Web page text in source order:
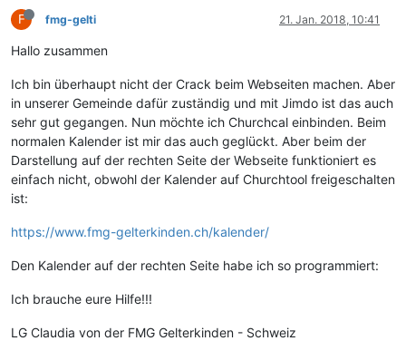
F fmg-gelti 21. Jan. 2018, 10:41
Hallo zusammen
Ich bin überhaupt nicht der Crack beim Webseiten machen. Aber
in unserer Gemeinde dafür zuständig und mit Jimdo ist das auch
sehr gut gegangen. Nun möchte ich Churchcal einbinden. Beim
normalen Kalender ist mir das auch geglückt. Aber beim der
Darstellung auf der rechten Seite der Webseite funktioniert es
einfach nicht, obwohl der Kalender auf Churchtool freigeschalten
ist:
https://www.fmg-gelterkinden.ch/kalender/
Den Kalender auf der rechten Seite habe ich so programmiert:
Ich brauche eure Hilfe!!!
LG Claudia von der FMG Gelterkinden - Schweiz